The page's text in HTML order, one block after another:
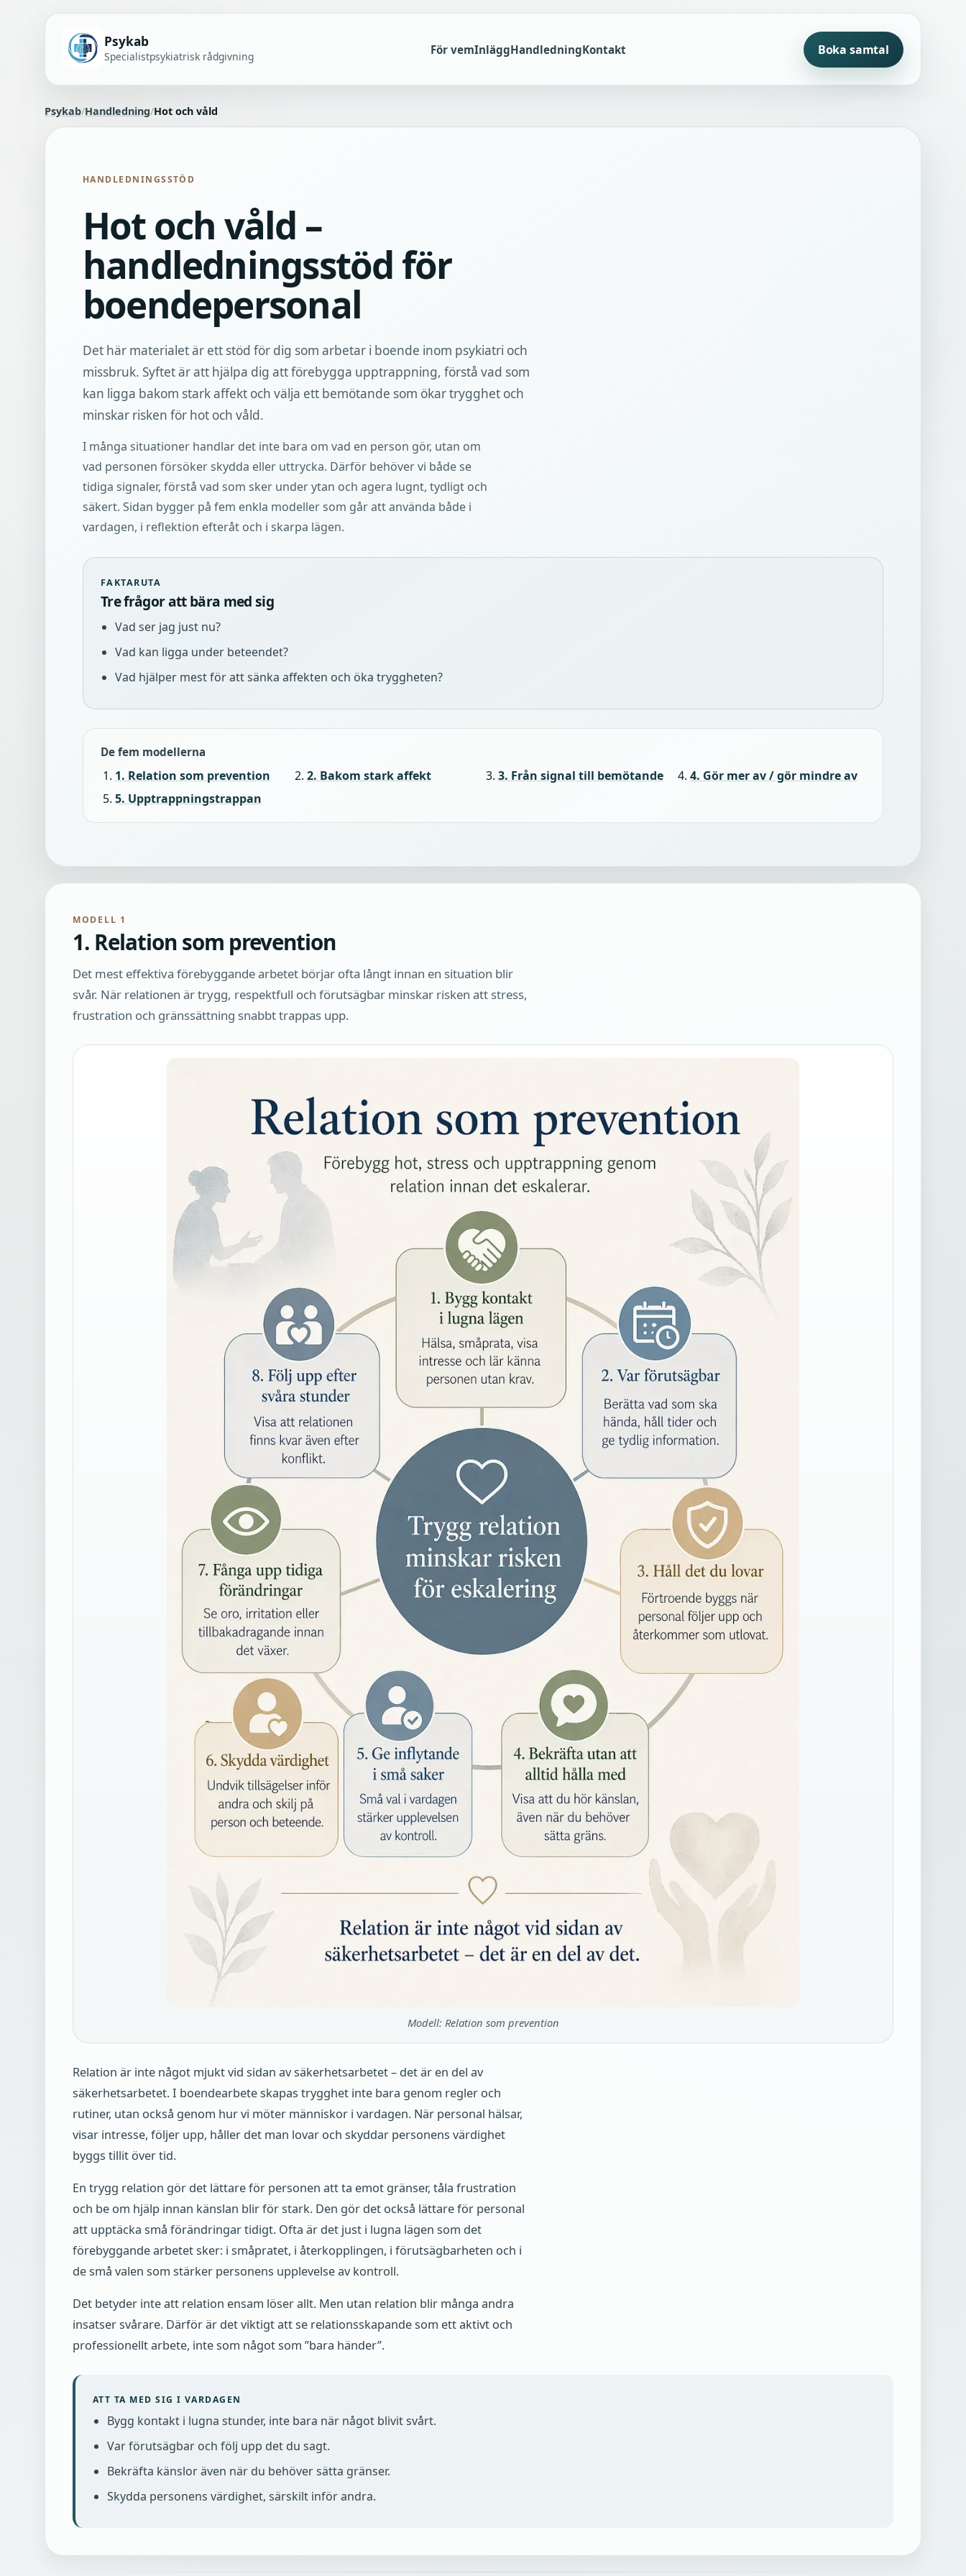
Psykab
Specialistpsykiatrisk rådgivning För vemInläggHandledningKontakt Boka samtal
Psykab/Handledning/Hot och våld
HANDLEDNINGSSTÖD
Hot och våld –
handledningsstöd för
boendepersonal
Det här materialet är ett stöd för dig som arbetar i boende inom psykiatri och
missbruk. Syftet är att hjälpa dig att förebygga upptrappning, förstå vad som
kan ligga bakom stark affekt och välja ett bemötande som ökar trygghet och
minskar risken för hot och våld.
I många situationer handlar det inte bara om vad en person gör, utan om
vad personen försöker skydda eller uttrycka. Därför behöver vi både se
tidiga signaler, förstå vad som sker under ytan och agera lugnt, tydligt och
säkert. Sidan bygger på fem enkla modeller som går att använda både i
vardagen, i reflektion efteråt och i skarpa lägen.
FAKTARUTA
Tre frågor att bära med sig
Vad ser jag just nu?
Vad kan ligga under beteendet?
Vad hjälper mest för att sänka affekten och öka tryggheten?
De fem modellerna
1. Relation som prevention 2. Bakom stark affekt 3. Från signal till bemötande
4. Gör mer av / gör mindre av
5. Upptrappningstrappan
MODELL 1
1. Relation som prevention
Det mest effektiva förebyggande arbetet börjar ofta långt innan en situation blir
svår. När relationen är trygg, respektfull och förutsägbar minskar risken att stress,
frustration och gränssättning snabbt trappas upp.
Modell: Relation som prevention
Relation är inte något mjukt vid sidan av säkerhetsarbetet – det är en del av
säkerhetsarbetet. I boendearbete skapas trygghet inte bara genom regler och
rutiner, utan också genom hur vi möter människor i vardagen. När personal hälsar,
visar intresse, följer upp, håller det man lovar och skyddar personens värdighet
byggs tillit över tid.
En trygg relation gör det lättare för personen att ta emot gränser, tåla frustration
och be om hjälp innan känslan blir för stark. Den gör det också lättare för personal
att upptäcka små förändringar tidigt. Ofta är det just i lugna lägen som det
förebyggande arbetet sker: i småpratet, i återkopplingen, i förutsägbarheten och i
de små valen som stärker personens upplevelse av kontroll.
Det betyder inte att relation ensam löser allt. Men utan relation blir många andra
insatser svårare. Därför är det viktigt att se relationsskapande som ett aktivt och
professionellt arbete, inte som något som ”bara händer”.
ATT TA MED SIG I VARDAGEN
Bygg kontakt i lugna stunder, inte bara när något blivit svårt.
Var förutsägbar och följ upp det du sagt.
Bekräfta känslor även när du behöver sätta gränser.
Skydda personens värdighet, särskilt inför andra.